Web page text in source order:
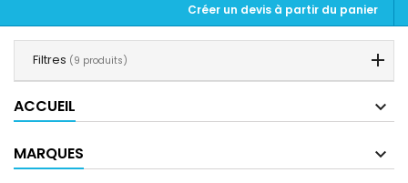
Créer un devis à partir du panier
Filtres (9 produits)
ACCUEIL
MARQUES